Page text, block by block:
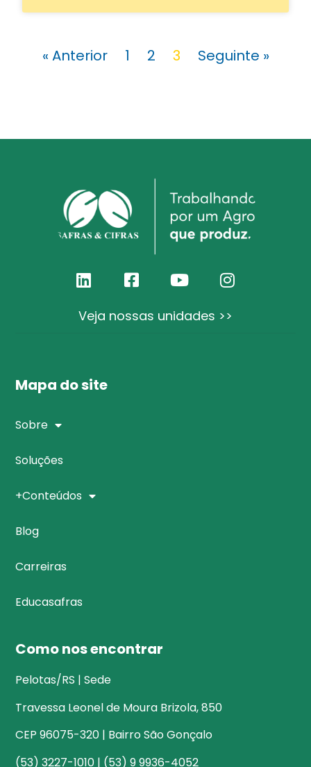
« Anterior 1 2 3 Seguinte »
Veja nossas unidades >>
Mapa do site
Sobre
Soluções
+Conteúdos
Blog
Carreiras
Educasafras
Como nos encontrar
Pelotas/RS | Sede
Travessa Leonel de Moura Brizola, 850
CEP 96075-320 | Bairro São Gonçalo
(53) 3227-1010 | (53) 9 9936-4052